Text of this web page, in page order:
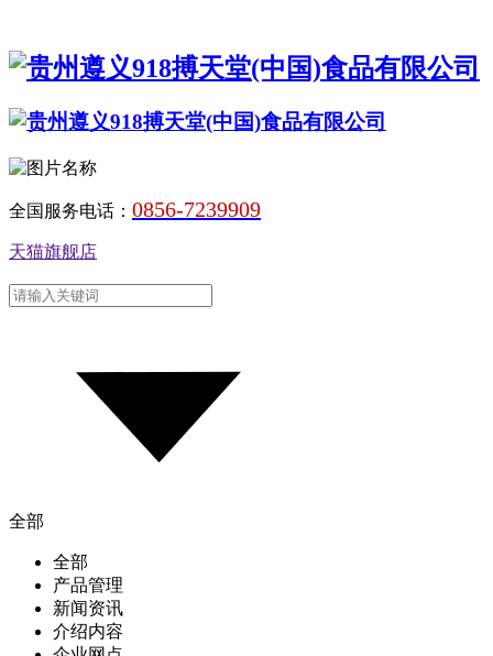
全国服务电话： 0856-7239909
天猫旗舰店
全部
全部
产品管理
新闻资讯
介绍内容